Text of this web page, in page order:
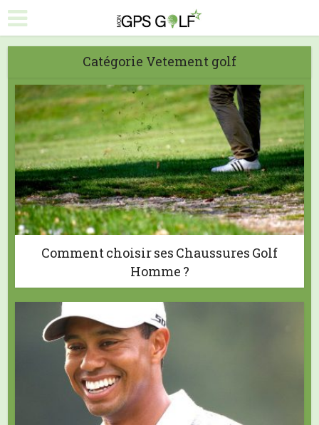
Catégorie Vetement golf
Comment choisir ses Chaussures Golf
Homme ?